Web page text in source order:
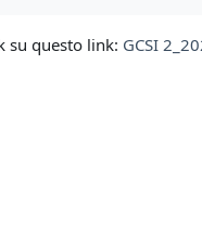
su questo link: GCSI